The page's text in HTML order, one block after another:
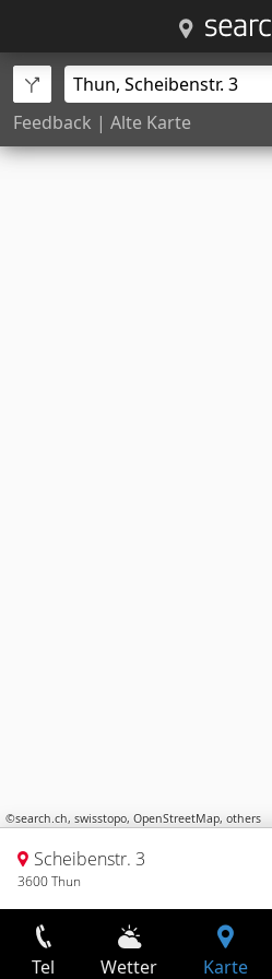
Feedback | Alte Karte
©search.ch, swisstopo, OpenStreetMap, others
Scheibenstr. 3
3600 Thun
Tel Wetter Karte